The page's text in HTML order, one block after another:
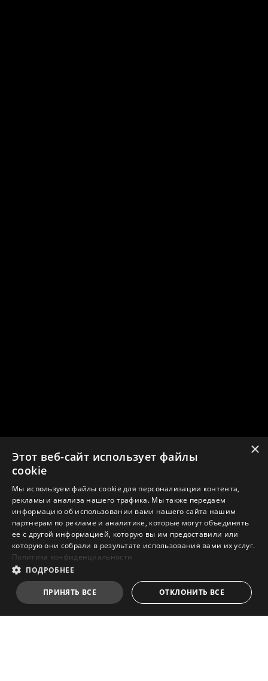
×
Этот веб-сайт использует файлы
cookie
Мы используем файлы cookie для персонализации контента,
рекламы и анализа нашего трафика. Мы также передаем
информацию об использовании вами нашего сайта нашим
партнерам по рекламе и аналитике, которые могут объединять
ее с другой информацией, которую вы им предоставили или
которую они собрали в результате использования вами их услуг.
Политика конфиденциальности
ПОДРОБНЕЕ
ПРИНЯТЬ ВСЕ ОТКЛОНИТЬ ВСЕ